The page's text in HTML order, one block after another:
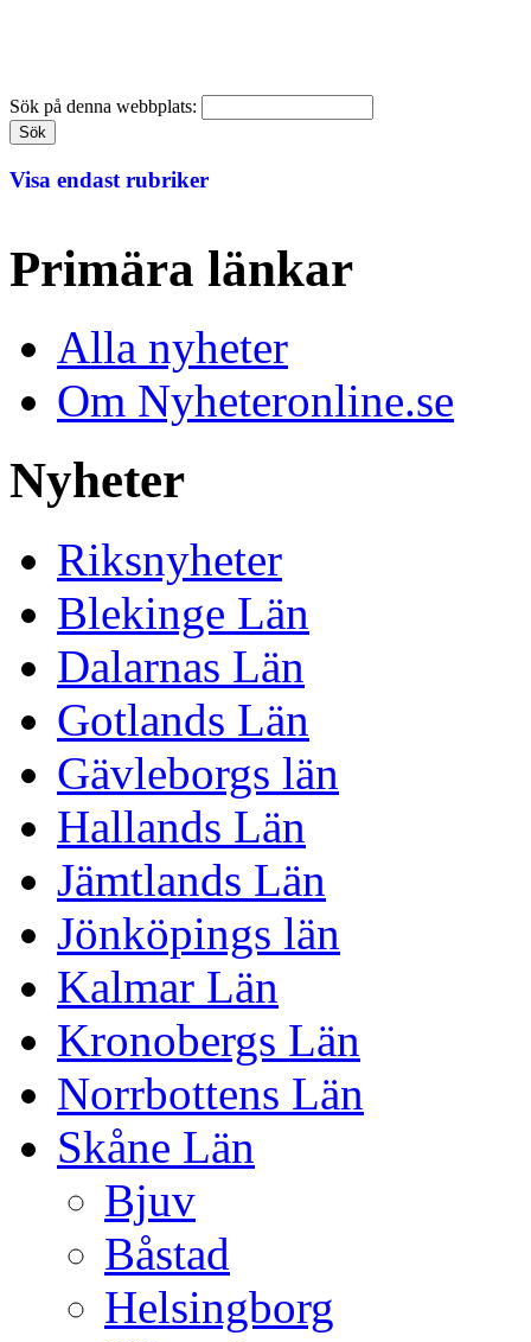
Sök på denna webbplats:
Visa endast rubriker
Primära länkar
Alla nyheter
Om Nyheteronline.se
Nyheter
Riksnyheter
Blekinge Län
Dalarnas Län
Gotlands Län
Gävleborgs län
Hallands Län
Jämtlands Län
Jönköpings län
Kalmar Län
Kronobergs Län
Norrbottens Län
Skåne Län
Bjuv
Båstad
Helsingborg